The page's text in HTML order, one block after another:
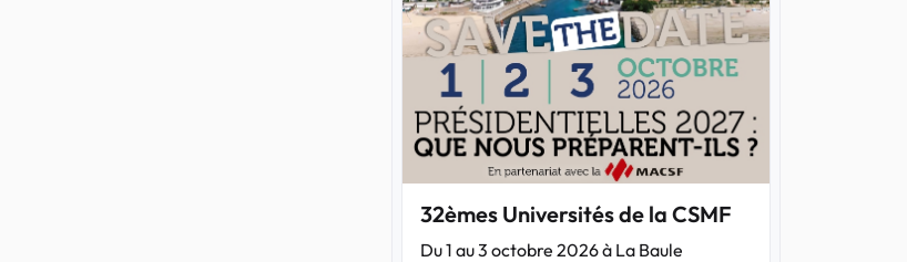
32èmes Universités de la CSMF
Du 1 au 3 octobre 2026 à La Baule